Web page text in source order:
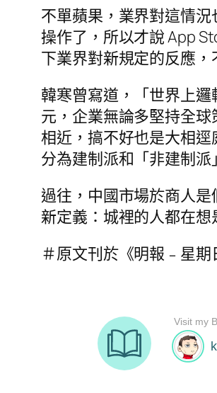
不單蘋果，業界對這情
操作了，所以才說 App
下業界對新規定的反應
韓寒曾寫道，「世界上
元，企業無論多堅持全
相近，搞不好也是大相
分為建制派和「非建制派
過往，中國市場於商人
新定義：城裡的人都在
＃原文刊於《明報﹣星期